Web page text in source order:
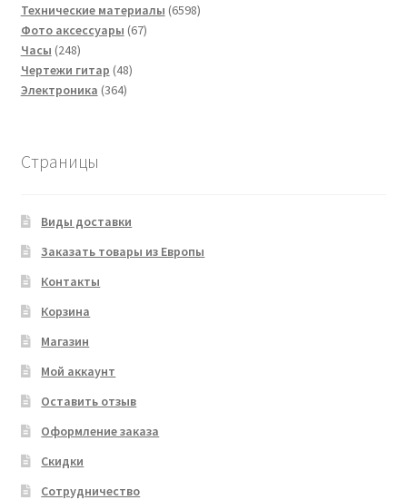
товаров
Технические материалы 65986598
Фото аксессуары 6767
Часы 248248
товаров
Чертежи гитар 4848
Электроника 364364
Страницы
Виды доставки
Заказать товары из Европы
Контакты
Корзина
Магазин
Мой аккаунт
Оставить отзыв
Оформление заказа
Скидки
Сотрудничество